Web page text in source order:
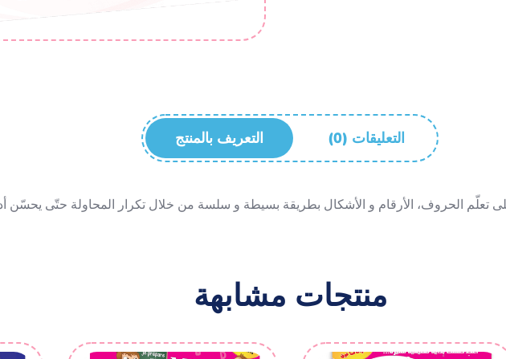
التعريف بالمنتج (0) التعليقات
منتجات مشابهة